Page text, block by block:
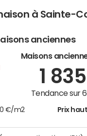
à Sainte-
anciennes
Maisons
1 835
Tendance sur
€/m2 Prix